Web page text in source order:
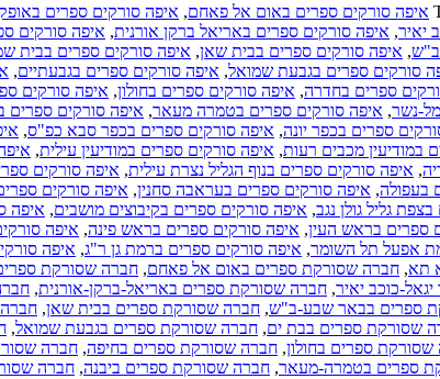
איפה סורקים ספרים באום אל פאחם, איפה סורקים ספרים
יאיר, איפה סורקים ספרים באריאל ברקן אורנית, איפה סורקים
ב"ש, איפה סורקים ספרים בבית שאן, איפה סורקים ספרים בבית
סורקים ספרים בגבעת שמואל, איפה סורקים ספרים בגבעתיים,
ספרים בחדרה, איפה סורקים ספרים בחולון, איפה סורקים
נשר, איפה סורקים ספרים בטמרה מעאר, איפה סורקים ספרים
ספרים בכפר יונה, איפה סורקים ספרים בכפר סבא כפ"ס,
במודיעין מכבים רעות, איפה סורקים ספרים במודיעין עילית,
, איפה סורקים ספרים בנוף הגליל נצרת עילית, איפה סורקים
בעפולה, איפה סורקים ספרים בעראבה סחנין, איפה סורקים
גליל גולן נגב, איפה סורקים ספרים בקיבוצים מושבים, איפה
ספרים בראש העין, איפה סורקים ספרים בראש פינה, איפה
אפעל תל השומר, איפה סורקים ספרים ברמת גן ר"ג, איפה
תא, חברה שסורקת ספרים באום אל פאחם, חברה שסורקת
כוכב יאיר, חברה שסורקת ספרים באריאל-ברקן-אורנית,
ספרים בבאר שבע-ב"ש, חברה שסורקת ספרים בבית שאן,
שסורקת ספרים בבת ים, חברה שסורקת ספרים בגבעת שמואל,
ספרים בחולון, חברה שסורקת ספרים בחיפה, חברה
ספרים בטמרה-מעאר, חברה שסורקת ספרים ביבנה, חברה